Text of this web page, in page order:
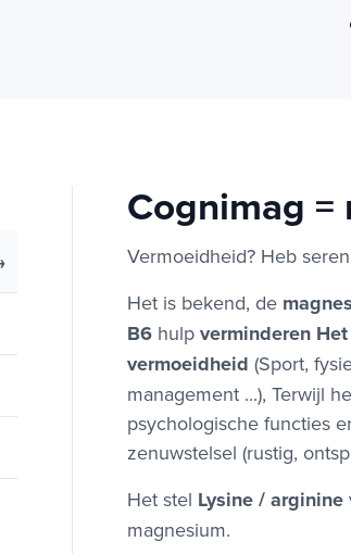
Cognimag
Vermoeidheid? Heb
Het is bekend, de
B6 hulp verminderen
vermoeidheid (Sport,
management ...), Terwijl
psychologische functies
zenuwstelsel (rustig,
Het stel Lysine /arginine
magnesium.